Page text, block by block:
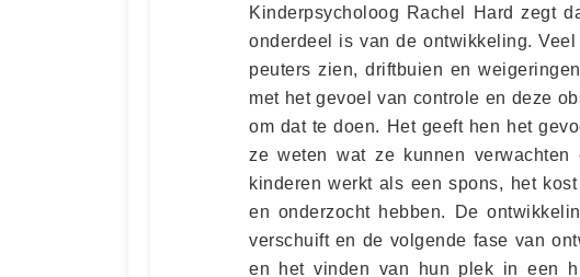
Kinderpsycholoog Rachel Hard zegt
onderdeel is van de ontwikkeling.
peuters zien, driftbuien en
met het gevoel van controle en deze
om dat te doen. Het geeft hen het
ze weten wat ze kunnen
kinderen werkt als een spons, het
en onderzocht hebben. De
verschuift en de volgende fase van
en het vinden van hun plek in een